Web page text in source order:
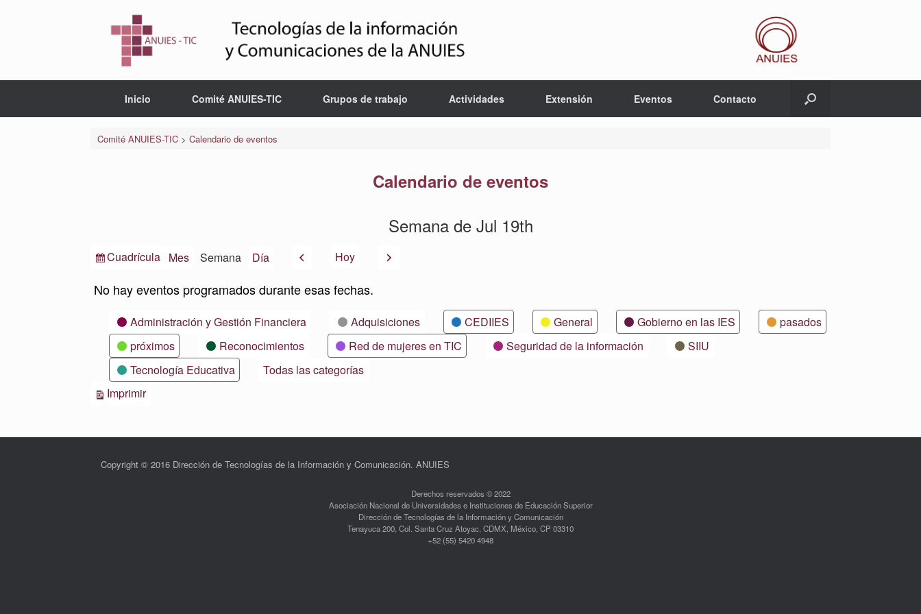
Inicio Comité ANUIES-TIC Grupos de trabajo Actividades Extensión Eventos Contacto
Comité ANUIES-TIC> Calendario de eventos
Calendario de eventos
Semana de Jul 19th
Ver
Cuadrícula Mes Semana Día AnteriorHoy Siguiente
No hay eventos programados durante esas fechas.
CategoríasAdministración y Gestión Financiera Adquisiciones CEDIIES General Gobierno en las IES
pasados
próximos
Reconocimientos Red de mujeres en TIC Seguridad de la información
SIIU
Tecnología Educativa
Todas las categorías
ImprimirVistas
Copyright © 2016 Dirección de Tecnologías de la Información y Comunicación. ANUIES
Derechos reservados © 2022
Asociación Nacional de Universidades e Instituciones de Educación Superior
Dirección de Tecnologías de la Información y Comunicación
Tenayuca 200, Col. Santa Cruz Atoyac, CDMX, México, CP 03310
+52 (55) 5420 4948